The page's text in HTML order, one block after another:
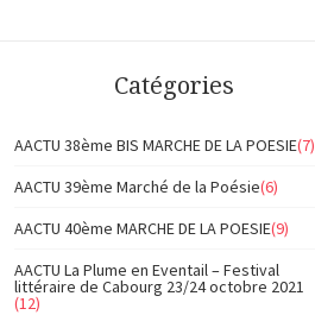
Catégories
AACTU 38ème BIS MARCHE DE LA POESIE(7)
AACTU 39ème Marché de la Poésie(6)
AACTU 40ème MARCHE DE LA POESIE(9)
AACTU La Plume en Eventail – Festival
littéraire de Cabourg 23/24 octobre 2021
(12)